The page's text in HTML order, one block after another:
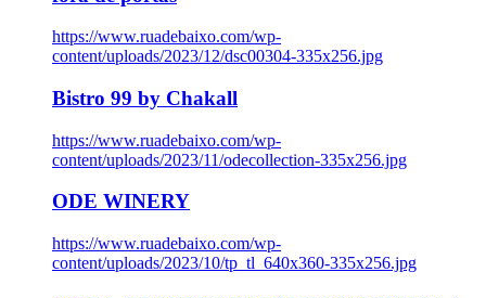
https://www.ruadebaixo.com/wp-
content/uploads/2023/12/dsc00304-335x256.jpg
Bistro 99 by Chakall
https://www.ruadebaixo.com/wp-
content/uploads/2023/11/odecollection-335x256.jpg
ODE WINERY
https://www.ruadebaixo.com/wp-
content/uploads/2023/10/tp_tl_640x360-335x256.jpg